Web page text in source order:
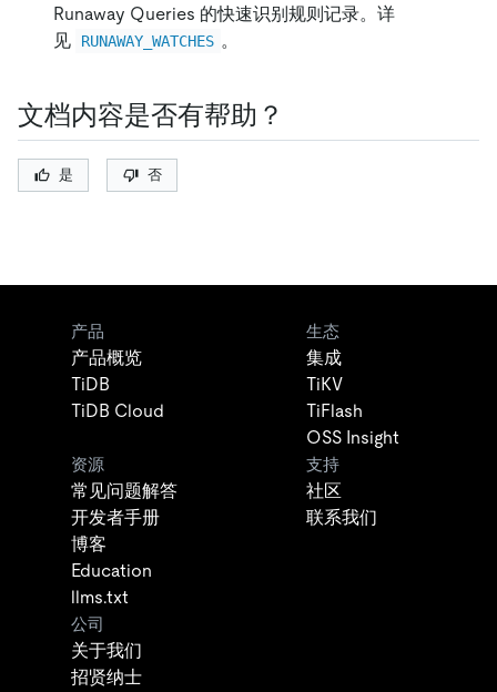
Runaway Queries 的快速识别规则记录。详
见
RUNAWAY_WATCHES 。
文档内容是否有帮助？
是 否
产品
产品概览
TiDB
TiDB Cloud
生态
集成
TiKV
TiFlash
OSS Insight
资源
常见问题解答
开发者手册
博客
Education
llms.txt
支持
社区
联系我们
公司
关于我们
招贤纳士